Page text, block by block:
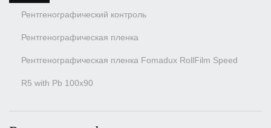
Рентгенографический контроль
Рентгенографическая пленка
Рентгенографическая пленка Fomadux RollFilm Speed
R5 with Pb 100х90